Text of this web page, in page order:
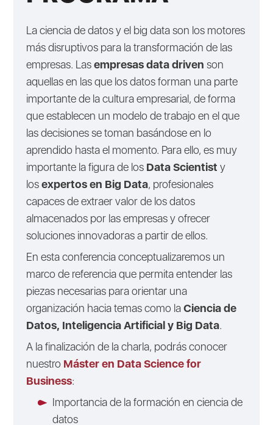
La ciencia de datos y el big data son los motores
más disruptivos para la transformación de las
empresas. Lasempresas data driven son
aquellas en las que los datos forman una parte
importante de la cultura empresarial, de forma
que establecen un modelo de trabajo en el que
las decisiones se toman basándose en lo
aprendido hasta el momento. Para ello, es muy
importante la figura de los Data Scientist y
losexpertos en Big Data, profesionales
capaces de extraer valor de los datos
almacenados por las empresas y ofrecer
soluciones innovadoras a partir de ellos.
En esta conferencia conceptualizaremos un
marco de referencia que permita entender las
piezas necesarias para orientar una
organización hacia temas como laCiencia de
Datos, Inteligencia Artificial y Big Data.
A la finalización de la charla, podrás conocer
nuestro Máster en Data Science for
Business:
Importancia de la formación en ciencia de
datos